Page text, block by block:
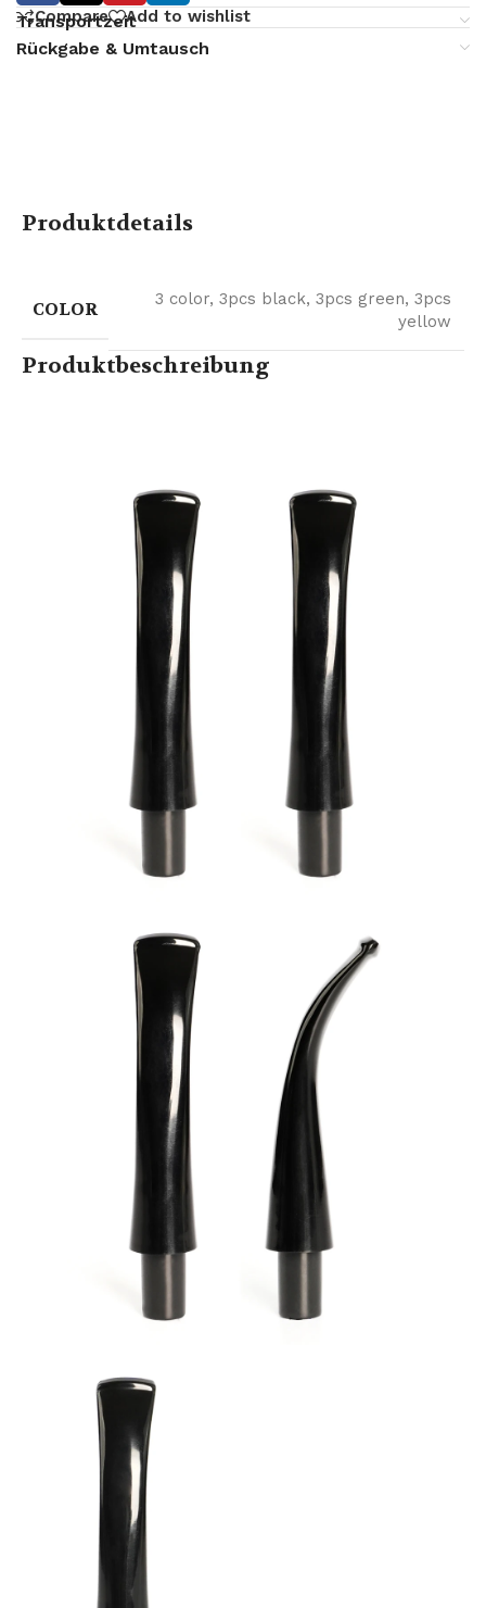
Compare Add to wishlist
Transportzeit
Rückgabe & Umtausch
Produktdetails
COLOR 3 color, 3pcs black, 3pcs green, 3pcs
yellow
Produktbeschreibung